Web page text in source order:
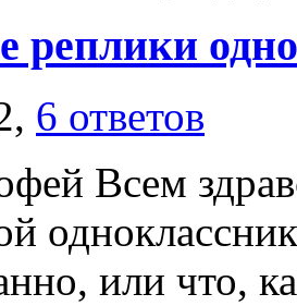
реплики
6 ответов
Всем
или что,